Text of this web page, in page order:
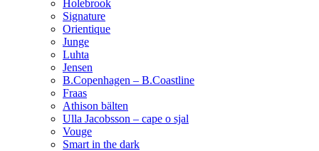
Holebrook
Signature
Orientique
Junge
Luhta
Jensen
B.Copenhagen – B.Coastline
Fraas
Athison bälten
Ulla Jacobsson – cape o sjal
Vouge
Smart in the dark